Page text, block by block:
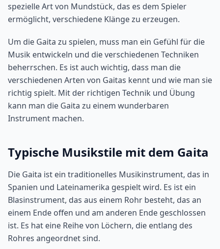
spezielle Art von Mundstück, das es dem Spieler
ermöglicht, verschiedene Klänge zu erzeugen.
Um die Gaita zu spielen, muss man ein Gefühl für die
Musik entwickeln und die verschiedenen Techniken
beherrschen. Es ist auch wichtig, dass man die
verschiedenen Arten von Gaitas kennt und wie man sie
richtig spielt. Mit der richtigen Technik und Übung
kann man die Gaita zu einem wunderbaren
Instrument machen.
Typische Musikstile mit dem Gaita
Die Gaita ist ein traditionelles Musikinstrument, das in
Spanien und Lateinamerika gespielt wird. Es ist ein
Blasinstrument, das aus einem Rohr besteht, das an
einem Ende offen und am anderen Ende geschlossen
ist. Es hat eine Reihe von Löchern, die entlang des
Rohres angeordnet sind.